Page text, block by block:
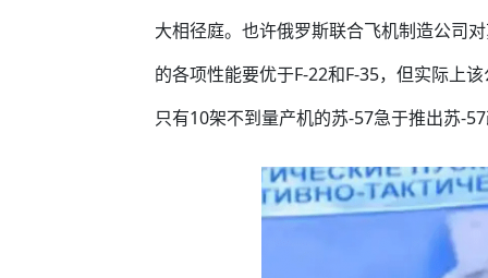
大相径庭。也许俄罗斯联合飞机制造公司
的各项性能要优于F-22和F-35，但实际上
只有10架不到量产机的苏-57急于推出苏-